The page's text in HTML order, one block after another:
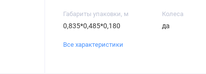
Габариты упаковки, м
0,835*0,485*0,180
Колеса
да
Все характеристики